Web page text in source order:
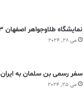
نمایشگاه طلاوجواهر اصفهان 1403
می 28, 2024
سفر رسمی بن سلمان به ایران
می 25, 2024